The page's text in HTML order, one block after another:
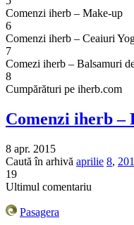
Comenzi iherb – Make-up
6
Comenzi iherb – Ceaiuri
7
Comezi iherb – Balsamuri
8
Cumpărături pe iherb.com
Comenzi iherb –
8 apr. 2015
Caută în arhivă aprilie 8,
19
Ultimul comentariu
Pasagera